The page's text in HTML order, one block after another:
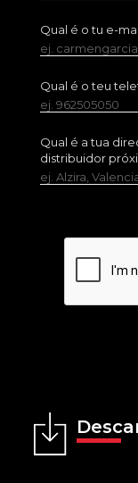
Qual é o tu e-
ej.
Qual é o teu
ej. 962505050
Qual é a tua
distribuidor
ej. Alzira,